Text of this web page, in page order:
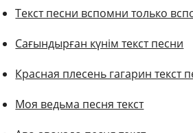
Текст песни вспомни только
Сағындырған күнім текст песни
Красная плесень гагарин текст
Моя ведьма песня текст